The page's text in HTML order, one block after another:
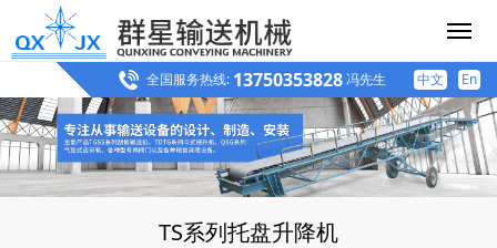
全国服务热线: 13750353828冯先生 中文 En
TS系列托盘升降机